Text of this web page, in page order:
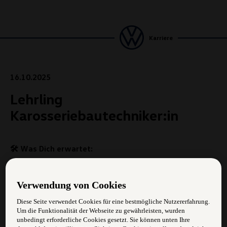
Karriere
16.10.2025
Lehrling
Karosseriebautechniker:in
🛠️ Was Dich erwartet:
aussehen zu lassen
Mit Werkzeugen und Maschinen arbeitest du direkt
am Blech (schneiden, schweißen, formen)
Verwendung von Cookies
Diese Seite verwendet Cookies für eine bestmögliche Nutzererfahrung.
Um die Funktionalität der Webseite zu gewährleisten, wurden
unbedingt erforderliche Cookies gesetzt. Sie können unten Ihre